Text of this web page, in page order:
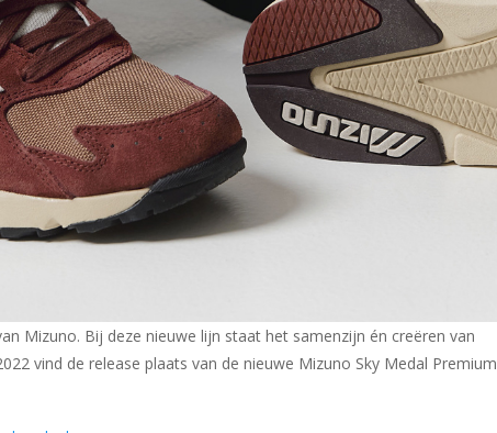
Mizuno. Bij deze nieuwe lijn staat het samenzijn én creëren van
vind de release plaats van de nieuwe Mizuno Sky Medal Premium